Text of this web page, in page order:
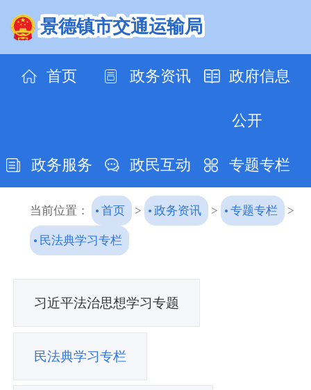
景德镇市交通运输局
首页 政务资讯 政府信息
公开
政务服务 政民互动 专题专栏
当前位置： 首页 > 政务资讯 > 专题专栏 >
民法典学习专栏
习近平法治思想学习专题
民法典学习专栏